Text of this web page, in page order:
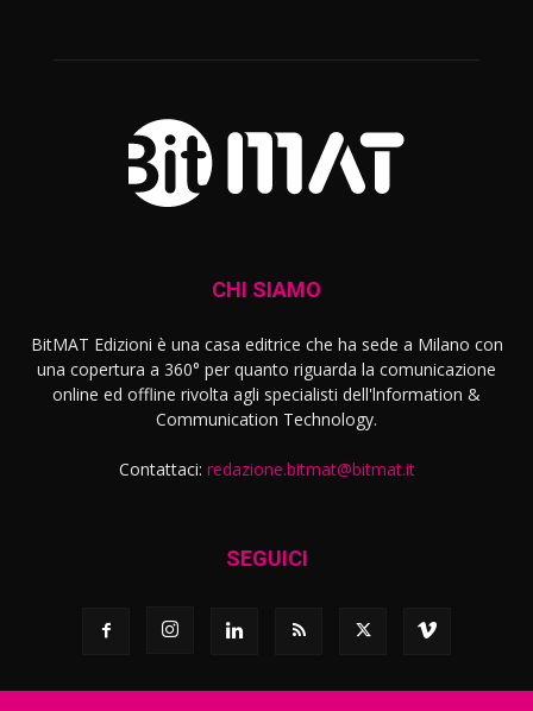
CHI SIAMO
BitMAT Edizioni è una casa editrice che ha sede a Milano con
una copertura a 360° per quanto riguarda la comunicazione
online ed offline rivolta agli specialisti dell'lnformation &
Communication Technology.
Contattaci: redazione.bitmat@bitmat.it
SEGUICI